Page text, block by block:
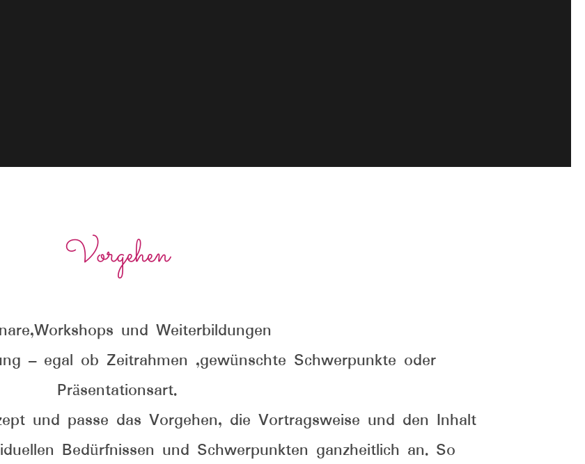
Vorgehen
und Weiterbildungen
– egal ob Zeitrahmen ,gewünschte Schwerpunkte oder
Präsentationsart.
und passe das Vorgehen, die Vortragsweise und den Inhalt
Bedürfnissen und Schwerpunkten ganzheitlich an. So